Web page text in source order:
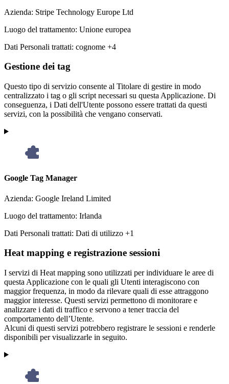
Azienda: Stripe Technology Europe Ltd
Luogo del trattamento: Unione europea
Dati Personali trattati: cognome +4
Gestione dei tag
Questo tipo di servizio consente al Titolare di gestire in modo
centralizzato i tag o gli script necessari su questa Applicazione. Di
conseguenza, i Dati dell'Utente possono essere trattati da questi
servizi, con la possibilità che vengano conservati.
Google Tag Manager
Azienda: Google Ireland Limited
Luogo del trattamento: Irlanda
Dati Personali trattati: Dati di utilizzo +1
Heat mapping e registrazione sessioni
I servizi di Heat mapping sono utilizzati per individuare le aree di
questa Applicazione con le quali gli Utenti interagiscono con
maggior frequenza, in modo da rilevare quali di esse attraggono
maggior interesse. Questi servizi permettono di monitorare e
analizzare i dati di traffico e servono a tener traccia del
comportamento dell’Utente.
Alcuni di questi servizi potrebbero registrare le sessioni e renderle
disponibili per visualizzarle in seguito.